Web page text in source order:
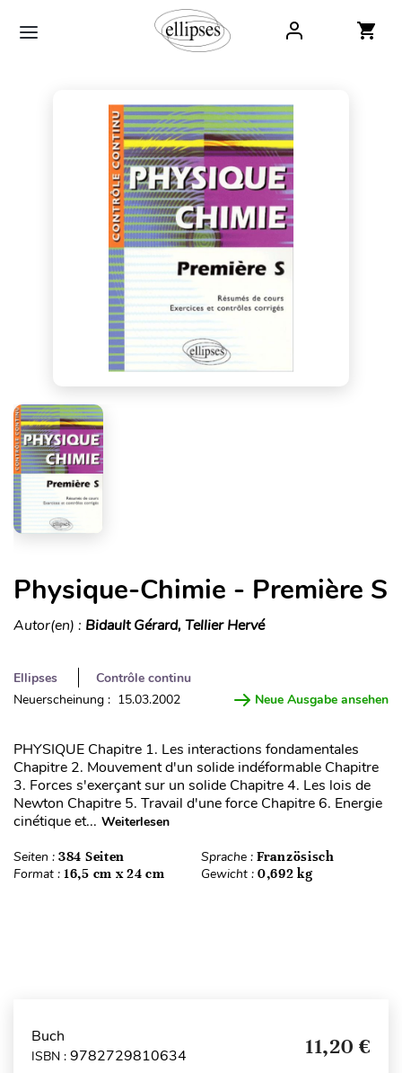
Physique-Chimie - Première S
Autor(en) : Bidault Gérard, Tellier Hervé
Ellipses
Contrôle continu
Neuerscheinung : 15.03.2002
Neue Ausgabe ansehen
PHYSIQUE Chapitre 1. Les interactions fondamentales
Chapitre 2. Mouvement d'un solide indéformable Chapitre
3. Forces s'exerçant sur un solide Chapitre 4. Les lois de
Newton Chapitre 5. Travail d'une force Chapitre 6. Energie
cinétique et... Weiterlesen
Seiten : 384 Seiten Sprache : Französisch
Format : 16,5 cm x 24 cm Gewicht : 0,692 kg
Buch
ISBN : 9782729810634 11,20 €